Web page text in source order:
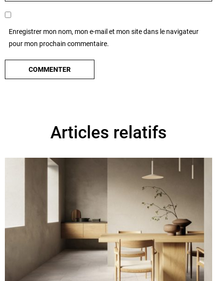
Enregistrer mon nom, mon e-mail et mon site dans le navigateur
pour mon prochain commentaire.
Articles relatifs